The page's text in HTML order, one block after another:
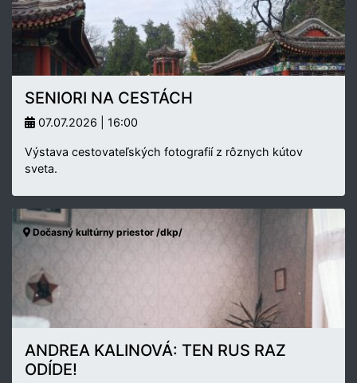
SENIORI NA CESTÁCH
07.07.2026 | 16:00
Výstava cestovateľských fotografií z rôznych kútov
sveta.
Dočasný kultúrny priestor /dkp/
ANDREA KALINOVÁ: TEN RUS RAZ
ODÍDE!